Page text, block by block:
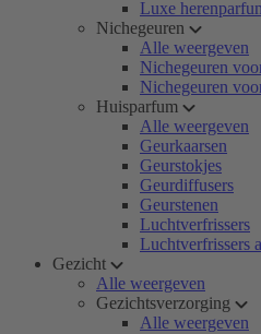
Luxe
Nichegeuren
Alle weergeven
Nichegeuren
Nichegeuren
Huisparfum
Alle weergeven
Geurkaarsen
Geurstokjes
Geurdiffusers
Geurstenen
Luchtverfrissers
Luchtverfrissers
Gezicht
Alle weergeven
Gezichtsverzorging
Alle weergeven